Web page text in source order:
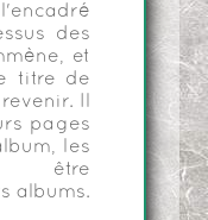
des
et
titre de
Il
pages
les
être
albums.